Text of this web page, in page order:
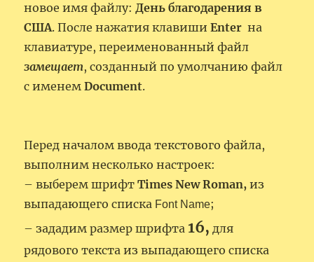
новое имя файлу:День благодарения в
США. После нажатия клавишиEnter на
клавиатуре, переименованный файл
замещает, созданный по умолчанию файл
с именемDocument.
Перед началом ввода текстового файла,
выполним несколько настроек:
– выберем шрифтTimes New Roman, из
выпадающего списка Font Name;
– зададим размер шрифта 16, для
рядового текста из выпадающего списка